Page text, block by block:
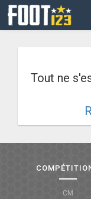
CM
Tout ne
CM